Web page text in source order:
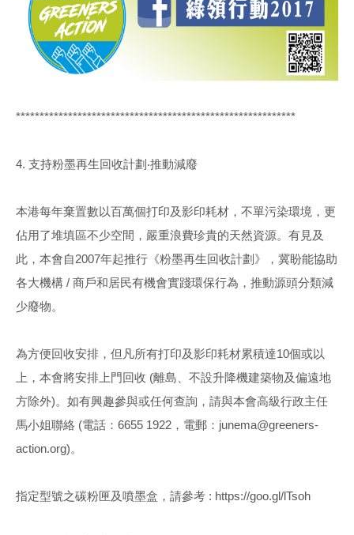
***********************************************************
4. 支持粉墨再生回收計劃‧推動減廢
本港每年棄置數以百萬個打印及影印耗材，不單污染環境，更
佔用了堆填區不少空間，嚴重浪費珍貴的天然資源。有見及
此，本會自2007年起推行《粉墨再生回收計劃》，冀盼能協助
各大機構 / 商戶和居民有機會實踐環保行為，推動源頭分類減
少廢物。
為方便回收安排，但凡所有打印及影印耗材累積達10個或以
上，本會將安排上門回收 (離島、不設升降機建築物及偏遠地
方除外)。如有興趣參與或任何查詢，請與本會高級行政主任
馬小姐聯絡 (電話：6655 1922，電郵：junema@greeners-
action.org)。
指定型號之碳粉匣及噴墨盒，請參考 : https://goo.gl/lTsoh